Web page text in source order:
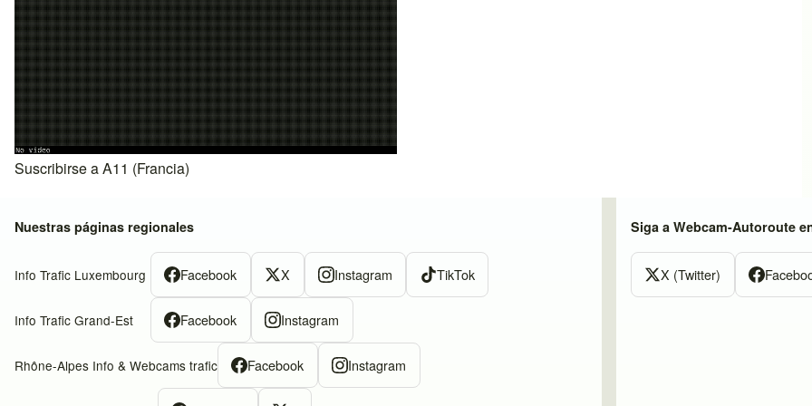
Suscribirse a A11 (Francia)
Nuestras páginas regionales
Info Trafic Luxembourg Facebook X Instagram TikTok
Info Trafic Grand-Est Facebook Instagram
Rhône-Alpes Info & Webcams trafic Facebook Instagram
Siga a Webcam-Autoroute
X (Twitter)